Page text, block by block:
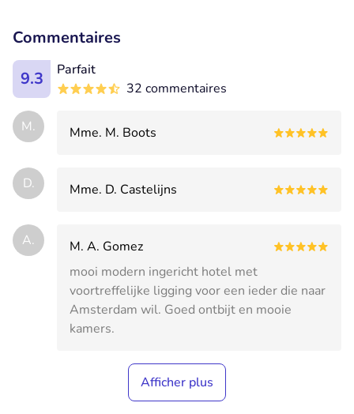
Commentaires
9.3
Parfait
32 commentaires
M. Mme. M. Boots
D. Mme. D. Castelijns
A.
M. A. Gomez
mooi modern ingericht hotel met
voortreffelijke ligging voor een ieder die naar
Amsterdam wil. Goed ontbijt en mooie
kamers.
Afficher plus